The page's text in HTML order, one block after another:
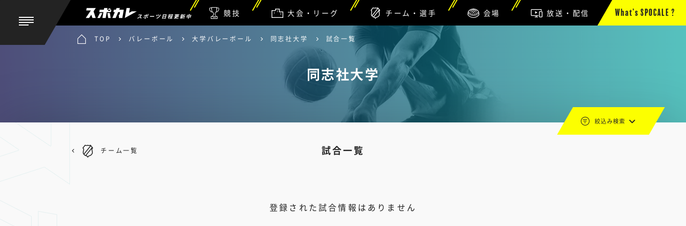
スポーツ日程更新中 競技 大会・リーグ チーム・選手 会場 放送・配信 What’s SPOCALE ?
TOP バレーボール 大学バレーボール 同志社大学 試合一覧
同志社大学
試合一覧
絞込み検索
チーム一覧
登録された試合情報はありません